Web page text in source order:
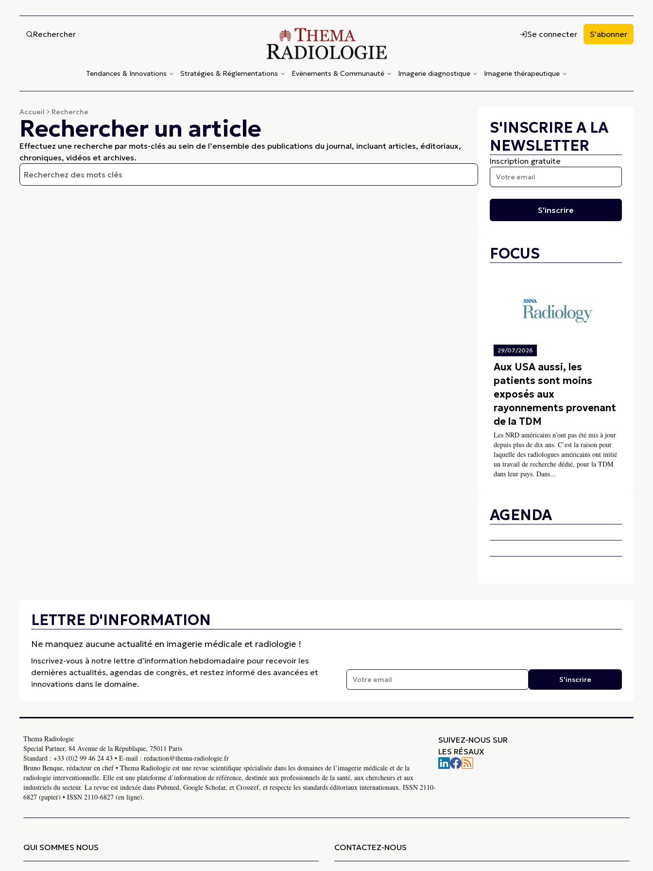
Rechercher Se connecter S'abonner
Tendances & Innovations Stratégies & Réglementations Evènements & Communauté Imagerie diagnostique Imagerie thérapeutique
Accueil Recherche
Rechercher un article
Effectuez une recherche par mots-clés au sein de l’ensemble des publications du journal, incluant articles, éditoriaux,
chroniques, vidéos et archives.
S'INSCRIRE A LA
NEWSLETTER
Inscription gratuite
S'inscrire
FOCUS
29/07/2026
Aux USA aussi, les
patients sont moins
exposés aux
rayonnements provenant
de la TDM
Les NRD américains n’ont pas été mis à jour
depuis plus de dix ans. C’est la raison pour
laquelle des radiologues américains ont initié
un travail de recherche dédié, pour la TDM
dans leur pays. Dans...
AGENDA
LETTRE D'INFORMATION
Ne manquez aucune actualité en imagerie médicale et radiologie !
Inscrivez-vous à notre lettre d’information hebdomadaire pour recevoir les
dernières actualités, agendas de congrès, et restez informé des avancées et
innovations dans le domaine.
S'inscrire
Thema Radiologie
Special Partner, 84 Avenue de la République, 75011 Paris
Standard : +33 (0)2 99 46 24 43 • E-mail : redaction@thema-radiologie.fr
Bruno Benque, rédacteur en chef • Thema Radiologie est une revue scientifique spécialisée dans les domaines de l’imagerie médicale et de la
radiologie interventionnelle. Elle est une plateforme d’information de référence, destinée aux professionnels de la santé, aux chercheurs et aux
industriels du secteur. La revue est indexée dans Pubmed, Google Scholar, et Crossref, et respecte les standards éditoriaux internationaux. ISSN 2110-
6827 (papier) • ISSN 2110-6827 (en ligne).
SUIVEZ-NOUS SUR
LES RÉSAUX
QUI SOMMES NOUS CONTACTEZ-NOUS